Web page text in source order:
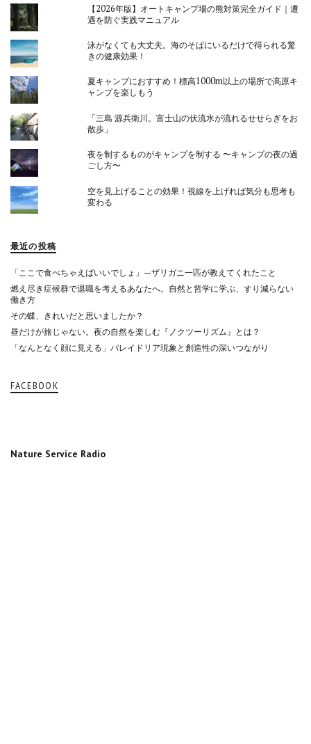
【2026年版】オートキャンプ場の熊対策完全ガイド｜遭
遇を防ぐ実践マニュアル
泳がなくても大丈夫。海のそばにいるだけで得られる驚
きの健康効果！
夏キャンプにおすすめ！標高1000m以上の場所で高原キ
ャンプを楽しもう
「三島 源兵衛川。富士山の伏流水が流れるせせらぎをお
散歩」
夜を制するものがキャンプを制する 〜キャンプの夜の過
ごし方〜
空を見上げることの効果！視線を上げれば気分も思考も
変わる
最近の投稿
「ここで食べちゃえばいいでしょ」—ザリガニ一匹が教えてくれたこと
燃え尽き症候群で退職を考えるあなたへ。自然と哲学に学ぶ、すり減らない
働き方
その蝶、きれいだと思いましたか？
昼だけが旅じゃない。夜の自然を楽しむ『ノクツーリズム』とは？
「なんとなく顔に見える」パレイドリア現象と創造性の深いつながり
FACEBOOK
Nature Service Radio